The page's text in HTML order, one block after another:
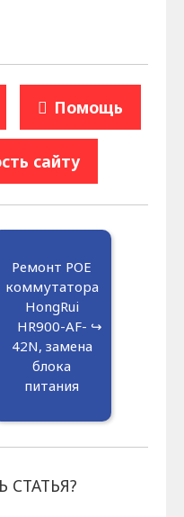
Помощь
сайту
Ремонт РОЕ
коммутатора
HongRui
HR900-AF-
42N, замена
блока
питания
СТАТЬЯ?